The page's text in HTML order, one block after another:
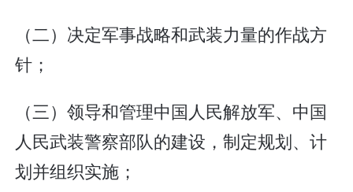
（二）决定军事战略和武装力量的作战方
针；
（三）领导和管理中国人民解放军、中国
人民武装警察部队的建设，制定规划、计
划并组织实施；